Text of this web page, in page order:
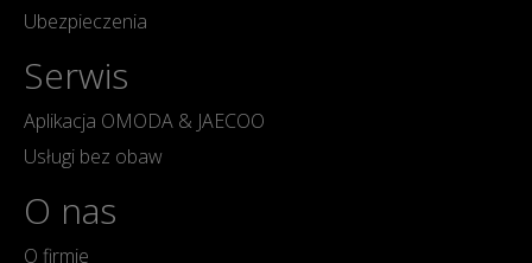
Ubezpieczenia
Serwis
Aplikacja OMODA & JAECOO
Usługi bez obaw
O nas
O firmie